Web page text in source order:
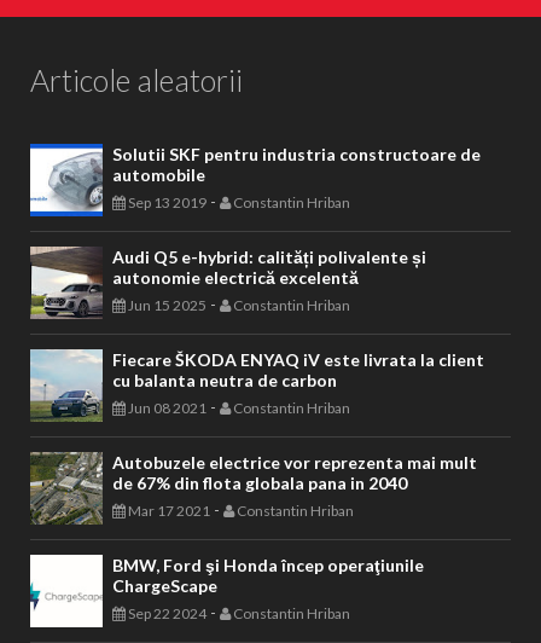
Articole aleatorii
Solutii SKF pentru industria constructoare de
automobile
Sep 13 2019 - Constantin Hriban
Audi Q5 e-hybrid: calități polivalente și
autonomie electrică excelentă
Jun 15 2025 - Constantin Hriban
Fiecare ŠKODA ENYAQ iV este livrata la client
cu balanta neutra de carbon
Jun 08 2021 - Constantin Hriban
Autobuzele electrice vor reprezenta mai mult
de 67% din flota globala pana in 2040
Mar 17 2021 - Constantin Hriban
BMW, Ford şi Honda încep operaţiunile
ChargeScape
Sep 22 2024- Constantin Hriban